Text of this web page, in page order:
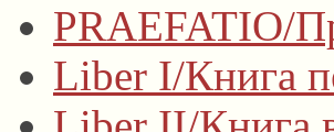
PRAEFATIO/
Liber I/Книга